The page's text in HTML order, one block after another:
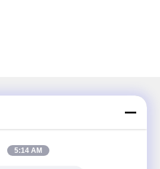
diskon dan banyak lagi.
5:14 AM